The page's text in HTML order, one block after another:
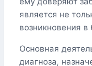
является не
возникновения
Основная
диагноза,